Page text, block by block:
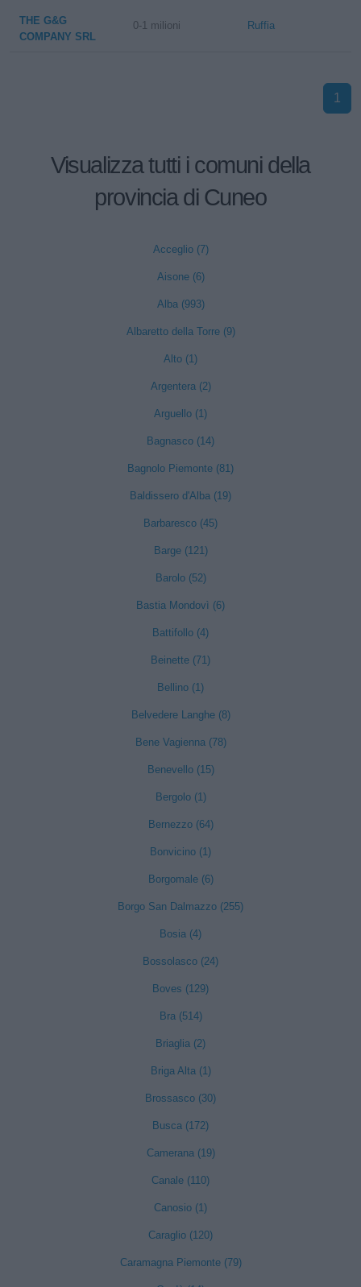
THE G&G
COMPANY SRL
0-1 milioni Ruffia
1
Visualizza tutti i comuni della
provincia di Cuneo
Acceglio (7)
Aisone (6)
Alba (993)
Albaretto della Torre (9)
Alto (1)
Argentera (2)
Arguello (1)
Bagnasco (14)
Bagnolo Piemonte (81)
Baldissero d'Alba (19)
Barbaresco (45)
Barge (121)
Barolo (52)
Bastia Mondovì (6)
Battifollo (4)
Beinette (71)
Bellino (1)
Belvedere Langhe (8)
Bene Vagienna (78)
Benevello (15)
Bergolo (1)
Bernezzo (64)
Bonvicino (1)
Borgomale (6)
Borgo San Dalmazzo (255)
Bosia (4)
Bossolasco (24)
Boves (129)
Bra (514)
Briaglia (2)
Briga Alta (1)
Brossasco (30)
Busca (172)
Camerana (19)
Canale (110)
Canosio (1)
Caraglio (120)
Caramagna Piemonte (79)